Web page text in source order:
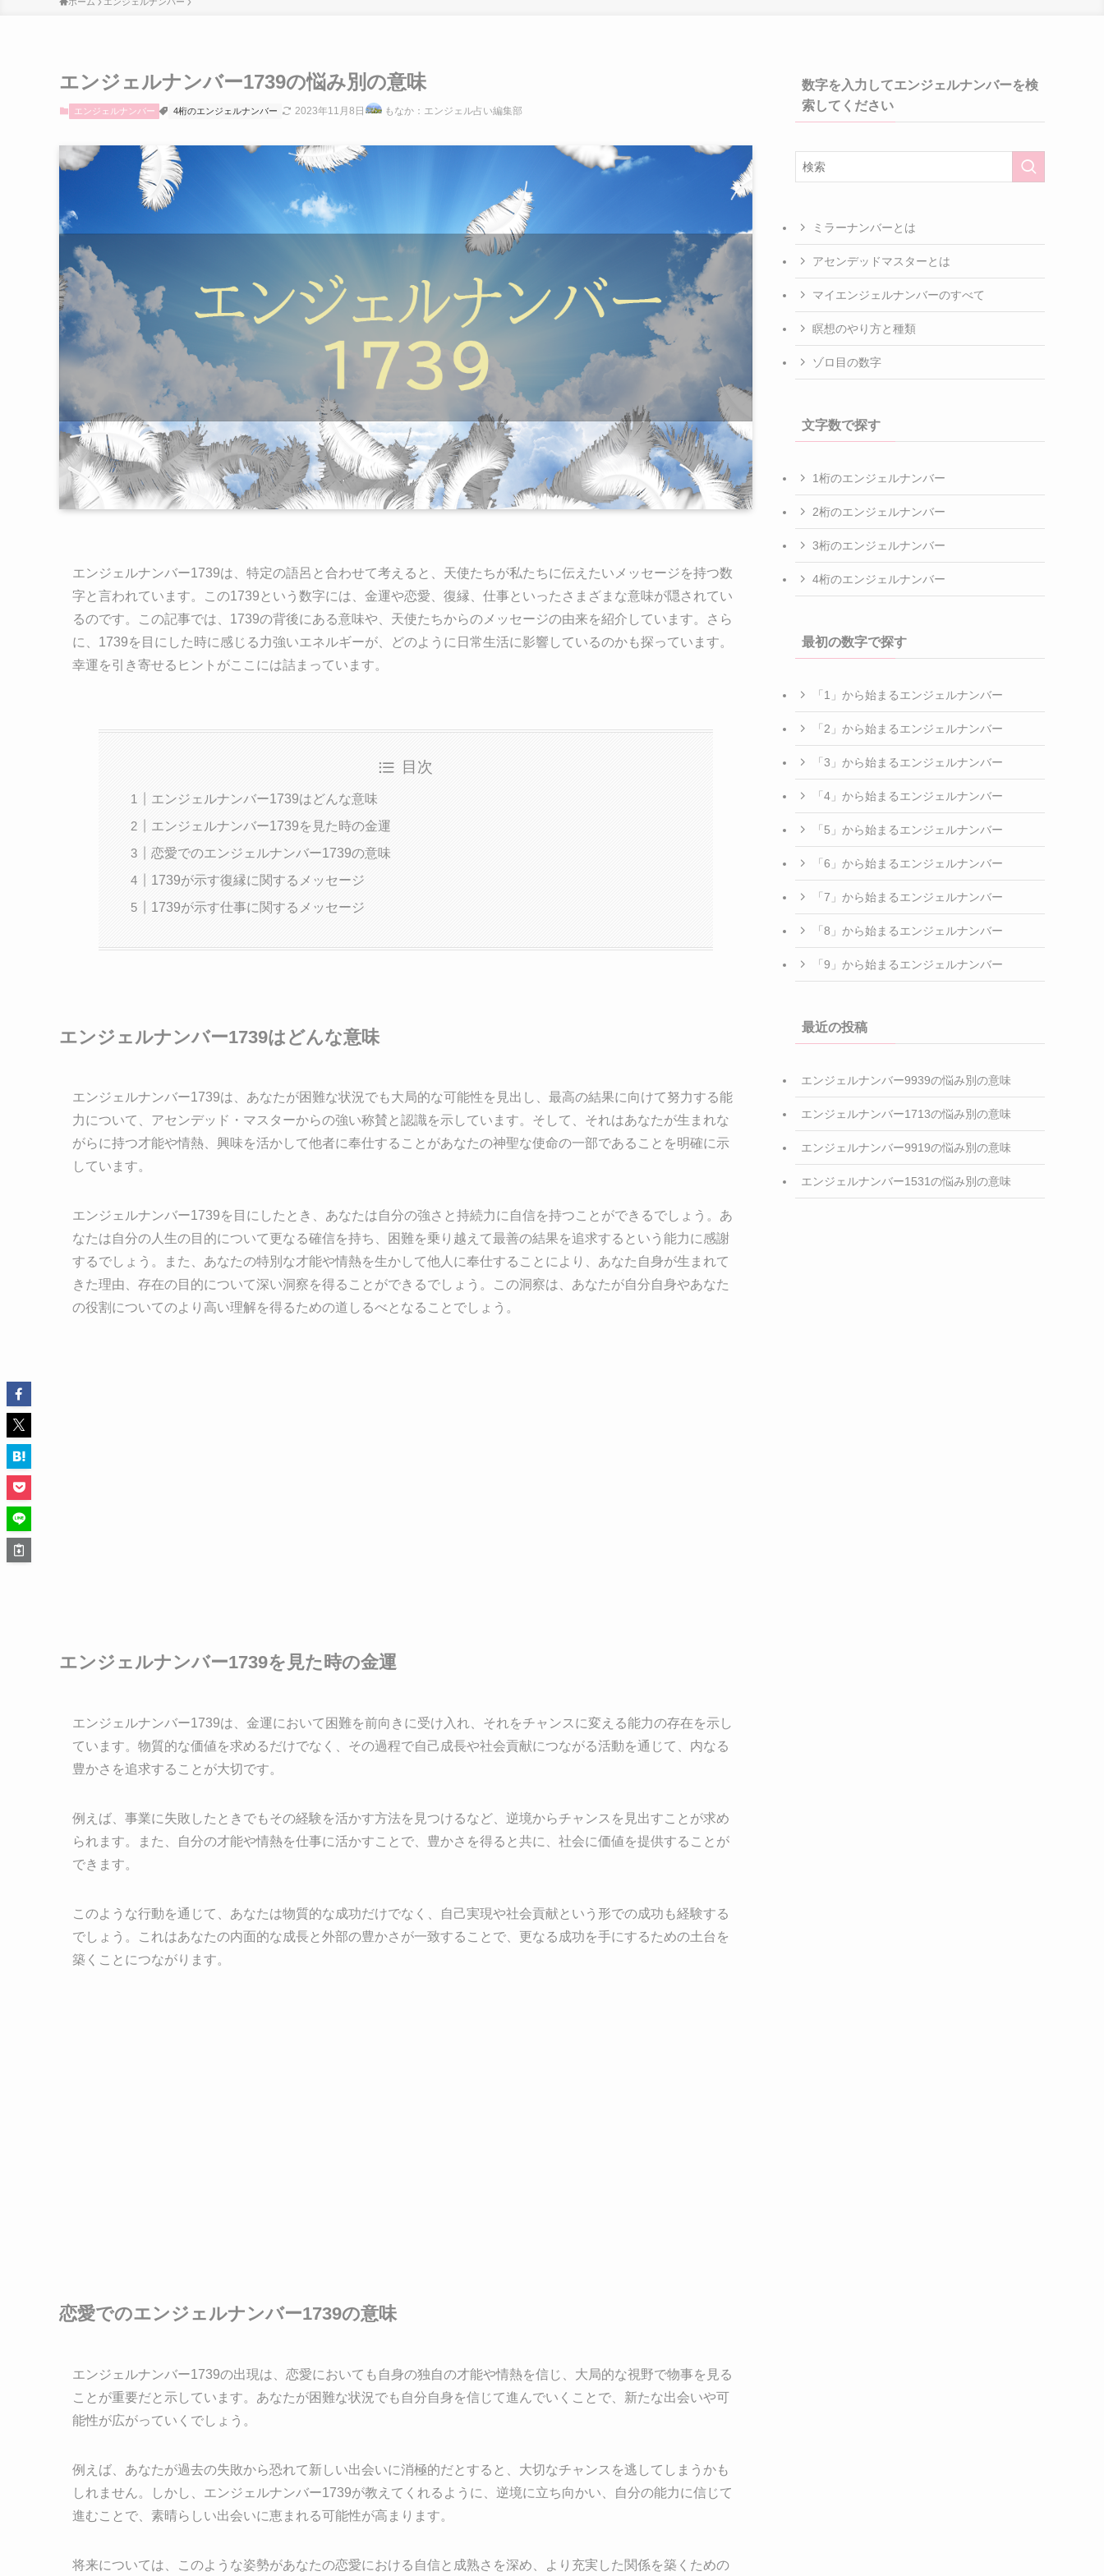
エンジェルナンバー1739の悩み別の意味
エンジェルナンバー 4桁のエンジェルナンバー 2023年11月8日 もなか：エンジェル占い編集部
エンジェルナンバー1739は、特定の語呂と合わせて考えると、天使たちが私たちに伝えたいメッセージを持つ数
字と言われています。この1739という数字には、金運や恋愛、復縁、仕事といったさまざまな意味が隠されてい
るのです。この記事では、1739の背後にある意味や、天使たちからのメッセージの由来を紹介しています。さら
に、1739を目にした時に感じる力強いエネルギーが、どのように日常生活に影響しているのかも探っています。
幸運を引き寄せるヒントがここには詰まっています。
目次
エンジェルナンバー1739はどんな意味
エンジェルナンバー1739を見た時の金運
恋愛でのエンジェルナンバー1739の意味
1739が示す復縁に関するメッセージ
1739が示す仕事に関するメッセージ
エンジェルナンバー1739はどんな意味
エンジェルナンバー1739は、あなたが困難な状況でも大局的な可能性を見出し、最高の結果に向けて努力する能
力について、アセンデッド・マスターからの強い称賛と認識を示しています。そして、それはあなたが生まれな
がらに持つ才能や情熱、興味を活かして他者に奉仕することがあなたの神聖な使命の一部であることを明確に示
しています。
エンジェルナンバー1739を目にしたとき、あなたは自分の強さと持続力に自信を持つことができるでしょう。あ
なたは自分の人生の目的について更なる確信を持ち、困難を乗り越えて最善の結果を追求するという能力に感謝
するでしょう。また、あなたの特別な才能や情熱を生かして他人に奉仕することにより、あなた自身が生まれて
きた理由、存在の目的について深い洞察を得ることができるでしょう。この洞察は、あなたが自分自身やあなた
の役割についてのより高い理解を得るための道しるべとなることでしょう。
エンジェルナンバー1739を見た時の金運
エンジェルナンバー1739は、金運において困難を前向きに受け入れ、それをチャンスに変える能力の存在を示し
ています。物質的な価値を求めるだけでなく、その過程で自己成長や社会貢献につながる活動を通じて、内なる
豊かさを追求することが大切です。
例えば、事業に失敗したときでもその経験を活かす方法を見つけるなど、逆境からチャンスを見出すことが求め
られます。また、自分の才能や情熱を仕事に活かすことで、豊かさを得ると共に、社会に価値を提供することが
できます。
このような行動を通じて、あなたは物質的な成功だけでなく、自己実現や社会貢献という形での成功も経験する
でしょう。これはあなたの内面的な成長と外部の豊かさが一致することで、更なる成功を手にするための土台を
築くことにつながります。
恋愛でのエンジェルナンバー1739の意味
エンジェルナンバー1739の出現は、恋愛においても自身の独自の才能や情熱を信じ、大局的な視野で物事を見る
ことが重要だと示しています。あなたが困難な状況でも自分自身を信じて進んでいくことで、新たな出会いや可
能性が広がっていくでしょう。
例えば、あなたが過去の失敗から恐れて新しい出会いに消極的だとすると、大切なチャンスを逃してしまうかも
しれません。しかし、エンジェルナンバー1739が教えてくれるように、逆境に立ち向かい、自分の能力に信じて
進むことで、素晴らしい出会いに恵まれる可能性が高まります。
将来については、このような姿勢があなたの恋愛における自信と成熟さを深め、より充実した関係を築くための
数字を入力してエンジェルナンバーを検
索してください
ミラーナンバーとは
アセンデッドマスターとは
マイエンジェルナンバーのすべて
瞑想のやり方と種類
ゾロ目の数字
文字数で探す
1桁のエンジェルナンバー
2桁のエンジェルナンバー
3桁のエンジェルナンバー
4桁のエンジェルナンバー
最初の数字で探す
「1」から始まるエンジェルナンバー
「2」から始まるエンジェルナンバー
「3」から始まるエンジェルナンバー
「4」から始まるエンジェルナンバー
「5」から始まるエンジェルナンバー
「6」から始まるエンジェルナンバー
「7」から始まるエンジェルナンバー
「8」から始まるエンジェルナンバー
「9」から始まるエンジェルナンバー
最近の投稿
エンジェルナンバー9939の悩み別の意味
エンジェルナンバー1713の悩み別の意味
エンジェルナンバー9919の悩み別の意味
エンジェルナンバー1531の悩み別の意味